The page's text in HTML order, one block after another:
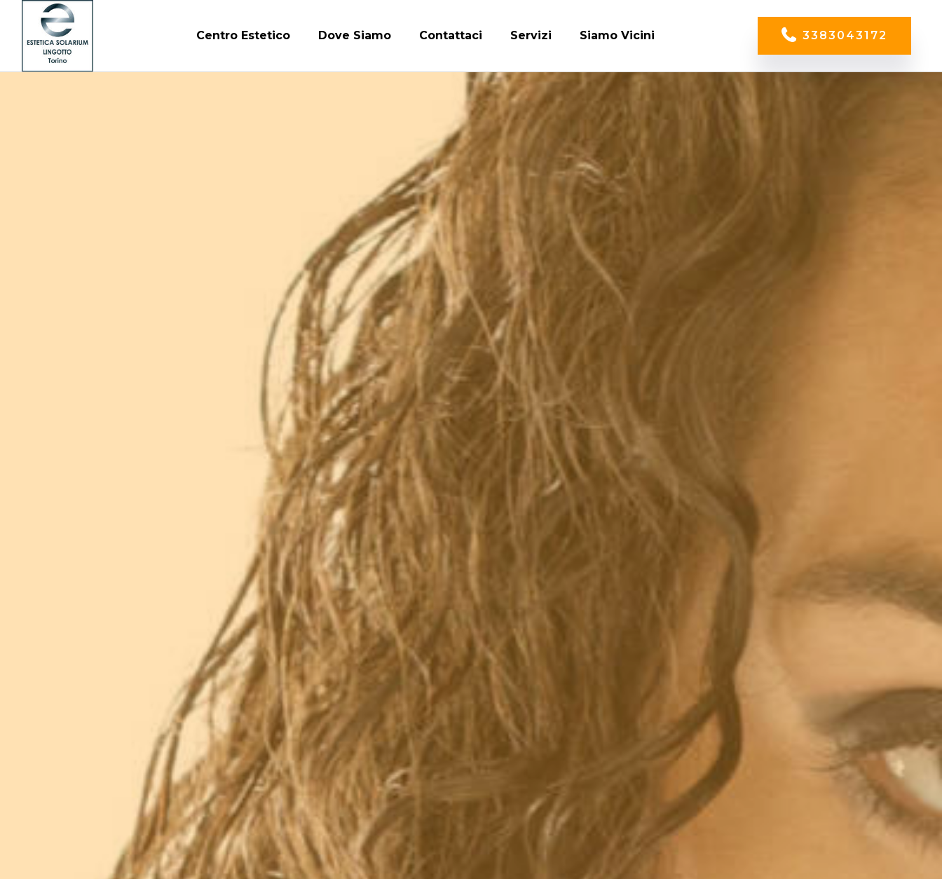
Centro Estetico Dove Siamo Contattaci Servizi Siamo Vicini 3383043172